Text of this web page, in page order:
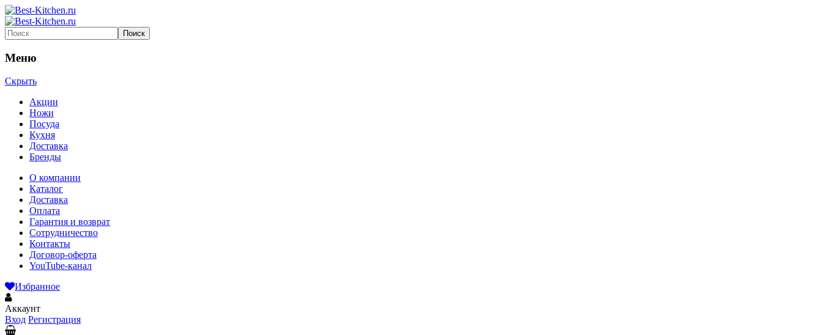
Меню
Скрыть
Акции
Ножи
Посуда
Кухня
Доставка
Бренды
О компании
Каталог
Доставка
Оплата
Гарантия и возврат
Сотрудничество
Контакты
Договор-оферта
YouTube-канал
Избранное
Аккаунт
Вход Регистрация